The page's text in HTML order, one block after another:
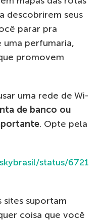
descobrirem seus
parar pra
perfumaria,
promovem
uma rede de Wi-
de banco ou
. Opte pela
status/6721
sites suportam
coisa que você